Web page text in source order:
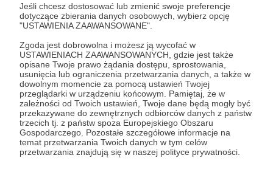
Jeśli chcesz dostosować lub zmienić swoje preferencje
dotyczące zbierania danych osobowych, wybierz opcję
"USTAWIENIA ZAAWANSOWANE".
Zgoda jest dobrowolna i możesz ją wycofać w
USTAWIENIACH ZAAWANSOWANYCH, gdzie jest także
opisane Twoje prawo żądania dostępu, sprostowania,
usunięcia lub ograniczenia przetwarzania danych, a także w
dowolnym momencie za pomocą ustawień Twojej
przeglądarki w urządzeniu końcowym. Pamiętaj, że w
zależności od Twoich ustawień, Twoje dane będą mogły być
przekazywane do zewnętrznych odbiorców danych z państw
trzecich tj. z państw spoza Europejskiego Obszaru
Gospodarczego. Pozostałe szczegółowe informacje na
temat przetwarzania Twoich danych w tym celów
przetwarzania znajdują się w naszej polityce prywatności.
Marcin Ogdowski
Zobacz profil autora